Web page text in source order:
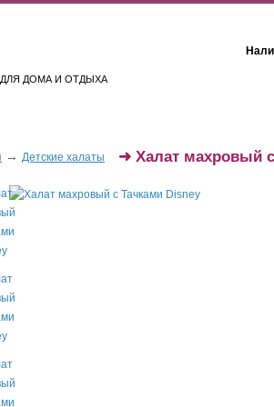
ДОМА И ОТДЫХА
→ Детские халаты ➜ Халат махровый